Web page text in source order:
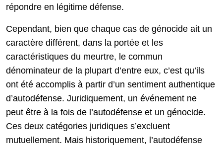
répondre en légitime défense.
Cependant, bien que chaque cas de génocide ait un
caractère différent, dans la portée et les
caractéristiques du meurtre, le commun
dénominateur de la plupart d’entre eux, c’est qu’ils
ont été accomplis à partir d’un sentiment authentique
d’autodéfense. Juridiquement, un événement ne
peut être à la fois de l’autodéfense et un génocide.
Ces deux catégories juridiques s’excluent
mutuellement. Mais historiquement, l’autodéfense